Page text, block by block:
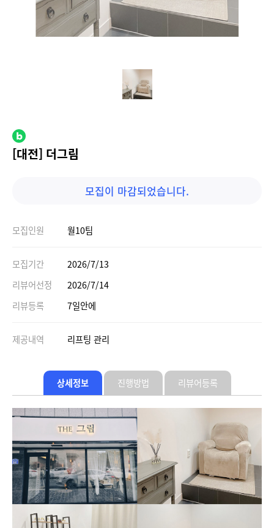
[대전] 더그림
모집이 마감되었습니다.
모집인원 월10팀
모집기간
2026/7/13
리뷰어선정
2026/7/14
리뷰등록
7일안에
제공내역 리프팅 관리
상세정보 진행방법 리뷰어등록